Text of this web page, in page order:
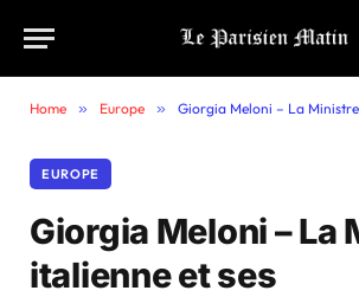
Home » Europe » Giorgia Meloni – La Ministre italienne et
EUROPE
Giorgia Meloni – La
italienne et ses